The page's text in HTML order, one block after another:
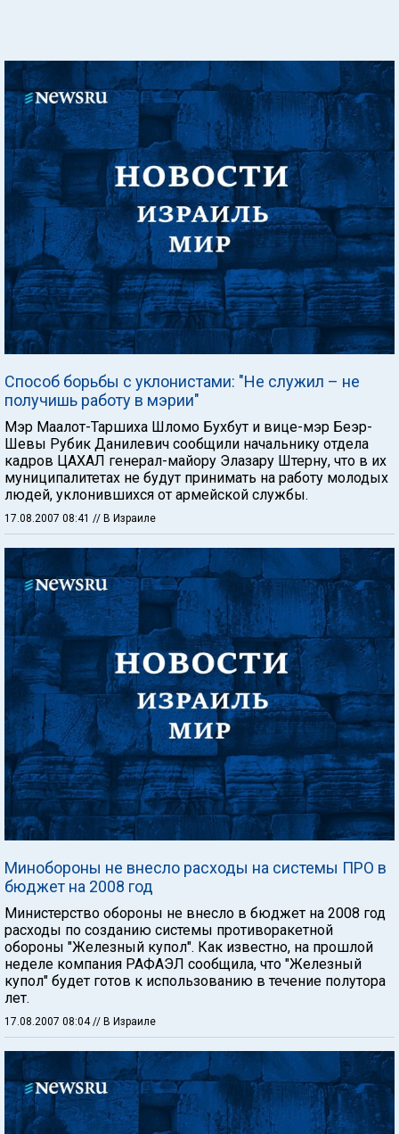
Способ борьбы с уклонистами: "Не служил – не
получишь работу в мэрии"
Мэр Маалот-Таршиха Шломо Бухбут и вице-мэр Беэр-
Шевы Рубик Данилевич сообщили начальнику отдела
кадров ЦАХАЛ генерал-майору Элазару Штерну, что в их
муниципалитетах не будут принимать на работу молодых
людей, уклонившихся от армейской службы.
17.08.2007 08:41 // В Израиле
Минобороны не внесло расходы на системы ПРО в
бюджет на 2008 год
Министерство обороны не внесло в бюджет на 2008 год
расходы по созданию системы противоракетной
обороны "Железный купол". Как известно, на прошлой
неделе компания РАФАЭЛ сообщила, что "Железный
купол" будет готов к использованию в течение полутора
лет.
17.08.2007 08:04// В Израиле